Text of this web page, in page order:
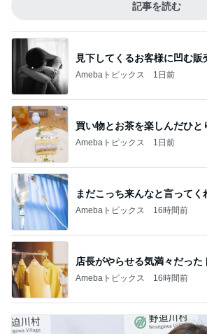
記事を読む
見下してくるお客様に凹む販
Amebaトピックス 1日前
買い物とお茶を楽しんだひと
Amebaトピックス 1日前
まだこっち来んなと言ってく
Amebaトピックス 16時間前
店長がやらせる気満々だった
Amebaトピックス 16時間前